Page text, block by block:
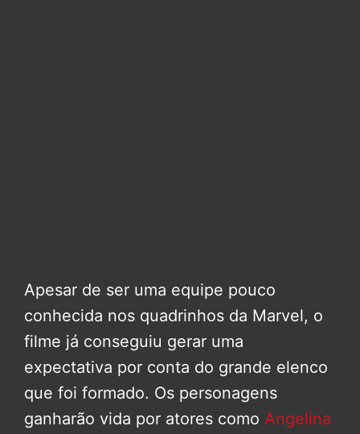
Apesar de ser uma equipe pouco
conhecida nos quadrinhos da Marvel, o
filme já conseguiu gerar uma
expectativa por conta do grande elenco
que foi formado. Os personagens
ganharão vida por atores como Angelina